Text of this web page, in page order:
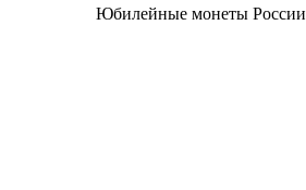
Юбилейные монеты России